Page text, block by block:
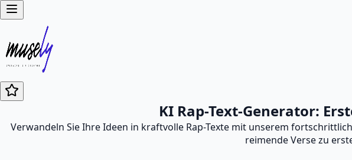
KI Rap-Text-Generator:
Verwandeln Sie Ihre Ideen in kraftvolle Rap-Texte mit unserem
reimende Verse zu